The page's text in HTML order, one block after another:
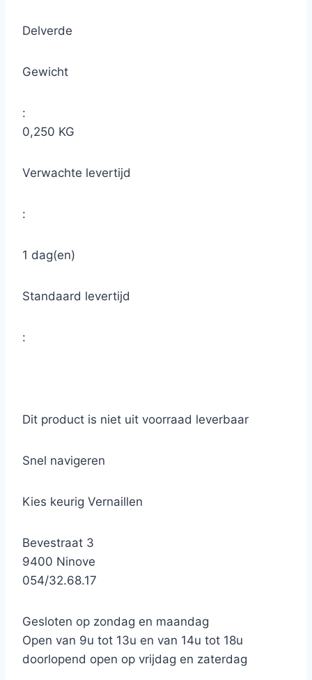
Delverde
Gewicht
:
0,250 KG
Verwachte levertijd
:
1 dag(en)
Standaard levertijd
:
Dit product is niet uit voorraad leverbaar
Snel navigeren
Kies keurig Vernaillen
Bevestraat 3
9400 Ninove
054/32.68.17
Gesloten op zondag en maandag
Open van 9u tot 13u en van 14u tot 18u
doorlopend open op vrijdag en zaterdag